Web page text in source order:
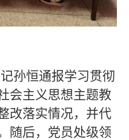
孙恒通报学习贯彻
会主义思想主题教
改落实情况，并代
随后，党员处级领